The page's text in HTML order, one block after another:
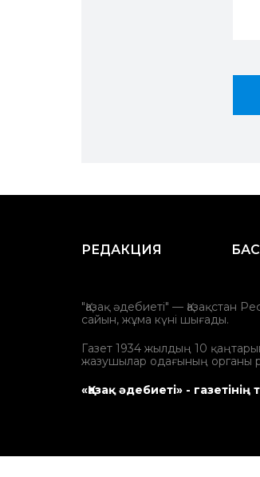
РЕДАКЦИЯ
"Қазақ әдебиеті" — Қазақстан
сайын, жұма күні шығады.
Газет 1934 жылдың 10
жазушылар одағының органы
«Қазақ әдебиеті» - газетінің